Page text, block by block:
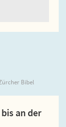
Bibel
an der